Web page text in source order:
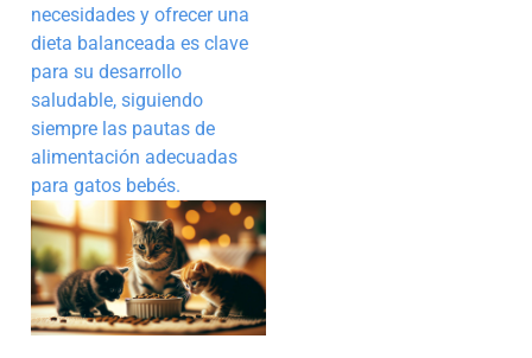
necesidades y ofrecer una
dieta balanceada es clave
para su desarrollo
saludable, siguiendo
siempre las pautas de
alimentación adecuadas
para gatos bebés.